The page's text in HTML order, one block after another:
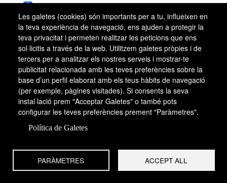
Facebook
X
Email
WhatsApp
Les galetes (cookies) són importants per a tu, influeixen en
la teva experiència de navegació, ens ajuden a protegir la
teva privacitat i permeten realitzar les peticions que ens
sol·licitis a través de la web. Utilitzem galetes pròpies i de
tercers per a analitzar els nostres serveis i mostrar-te
publicitat relacionada amb les teves preferències sobre la
base d’un perfil elaborat amb els teus hàbits de navegació
(per exemple, pàgines visitades). Si consents la seva
instal·lació prem "Acceptar Galetes" o també pots
configurar les teves preferències prement "Paràmetres".
Política de Galetes
PARÀMETRES ACCEPT ALL